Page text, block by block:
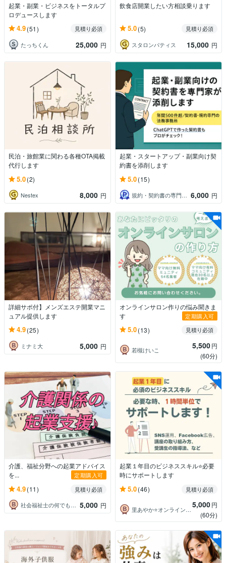
起業・副業・ビジネスをトータルプ
ロデュースします
4.9(51)
見積り必須
たっちくん
25,000 円
飲食店開業したい方相談乗ります
5.0(5)
見積り必須
スタロンパティス
15,000 円
民泊・旅館業に関わる各種OTA掲載
代行します
5.0(2)
Nestex 8,000 円
起業・スタートアップ・副業向け契
約書を添削します
5.0(15)
規約・契約書の専門家 みやはら法務事務所 6,000 円
詳細サポ付】メンズエステ開業マニ
ュアル提供します
4.9(25)
ミナミ大 5,000 円
オンラインサロン作りの悩み聞きま
す
定期購入可
5.0(13) 見積り必須
若槻けいこ 5,500円
(60分)
介護、福祉分野への起業アドバイス
を...
定期購入可
4.9(11)
見積り必須
社会福祉士の何でも相談窓口
5,000 円
起業１年目のビジネススキル⭐必要
時にサポートします
5.0(46) 見積り必須
里あやか⭐オンライン講座の総合支援 5,000円
(60分)